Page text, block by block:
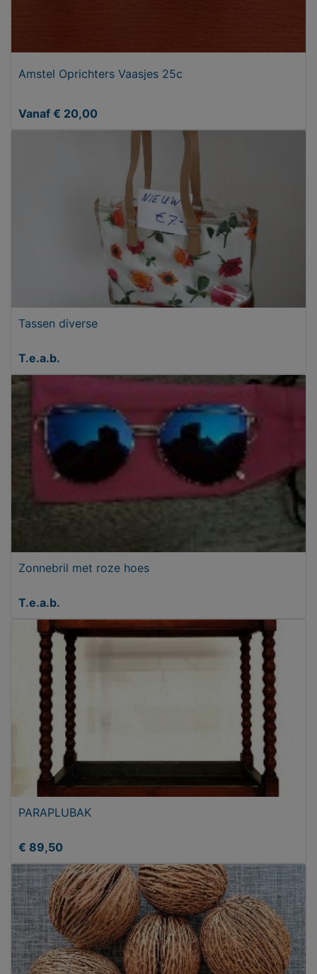
Amstel Oprichters Vaasjes 25c
Vanaf € 20,00
Tassen diverse
T.e.a.b.
Zonnebril met roze hoes
T.e.a.b.
PARAPLUBAK
€ 89,50